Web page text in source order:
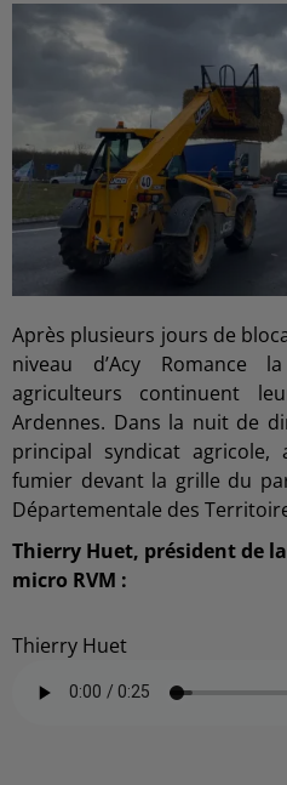
Après plusieurs jours de
niveau d’Acy Romance
agriculteurs continuent
Ardennes. Dans la nuit de
principal syndicat
fumier devant la grille du
Départementale des
Thierry Huet, président de la
micro RVM :
Thierry Huet